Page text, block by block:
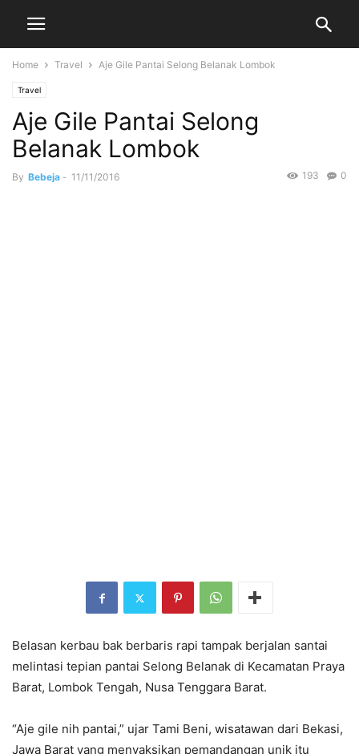
Home Travel Aje Gile Pantai Selong Belanak Lombok
Travel
Aje Gile Pantai Selong
Belanak Lombok
By Bebeja - 11/11/2016 0
193
Belasan kerbau bak berbaris rapi tampak berjalan santai
melintasi tepian pantai Selong Belanak di Kecamatan Praya
Barat, Lombok Tengah, Nusa Tenggara Barat.
“Aje gile nih pantai,” ujar Tami Beni, wisatawan dari Bekasi,
Jawa Barat yang menyaksikan pemandangan unik itu